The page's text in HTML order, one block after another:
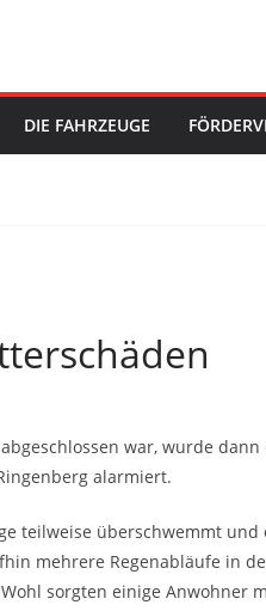
DIE FAHRZEUGE
war, wurde dann
alarmiert.
teilweise überschwemmt und
mehrere Regenabläufe in
sorgten einige Anwohner